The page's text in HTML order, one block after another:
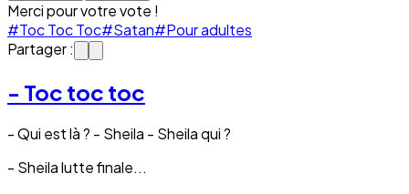
Merci pour votre vote !
#Toc Toc Toc#Satan#Pour adultes
Partager :
- Toc toc toc
- Qui est là ? - Sheila - Sheila qui ?
- Sheila lutte finale...